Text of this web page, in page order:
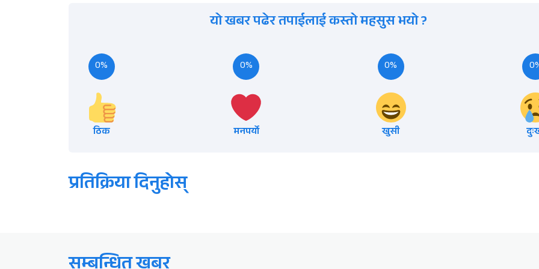
यो खबर पढेर तपाईलाई कस्तो महसुस भयो ?
0%
ठिक
0%
मनपर्यो
0%
खुसी
प्रतिक्रिया दिनुहोस्